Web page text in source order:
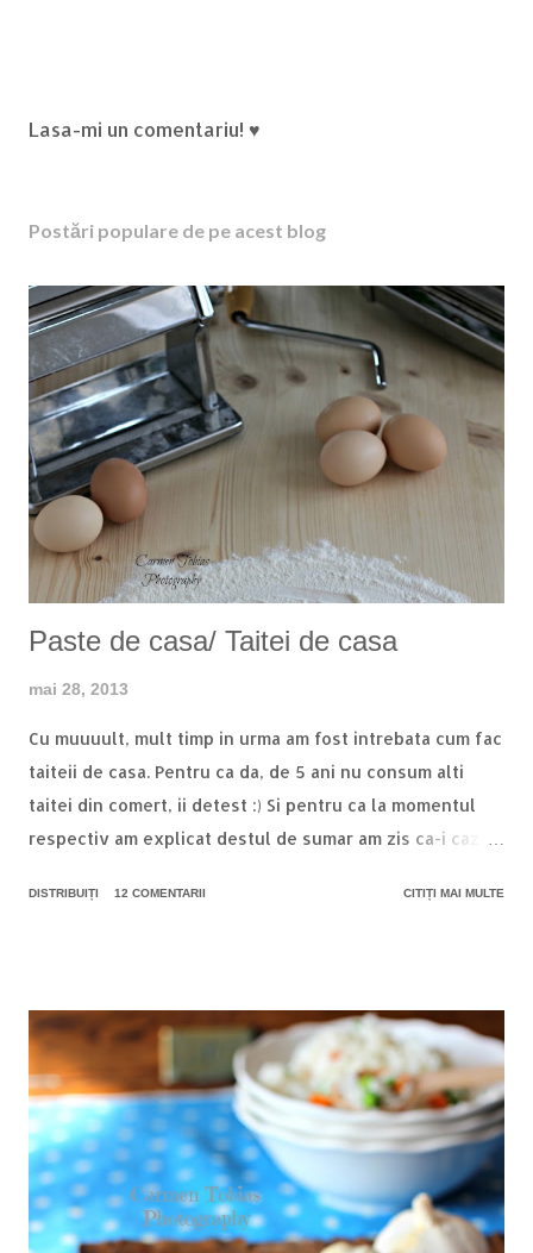
T
i
e
ț
i
u
n
c
o
m
e
n
a
r
i
u
Lasa-mi un comentariu! ♥
Postări populare de pe acest blog
Paste de casa/ Taitei de casa
mai 28, 2013
Cu muuuult, mult timp in urma am fost intrebata cum fac
taiteii de casa. Pentru ca da, de 5 ani nu consum alti
taitei din comert, ii detest :) Si pentru ca la momentul
respectiv am explicat destul de sumar am zis ca-i cazul
nevoie de oua proaspete, daca-i posibil de tara si de
cu supa de 3 litri eu fac taitei din 2 oua de dimensiune
medie si faina cat cuprinde. Stiu ca nu prea e apreciata
faza asta dar din moment ce ouale au dimensiuni
diferite ar fi greu sa dai cantitati exacte la faina. Plus ca
poate depinde cantitatea de faina si de umiditatea din
aer, inclusiv din faina :) Asadar, dupa ce am stabilit de
cati taitei avem nevoie, ne apucam de treaba. Atentie!
DISTRIBUIȚI 12 COMENTARII CITIȚI MAI MULTE